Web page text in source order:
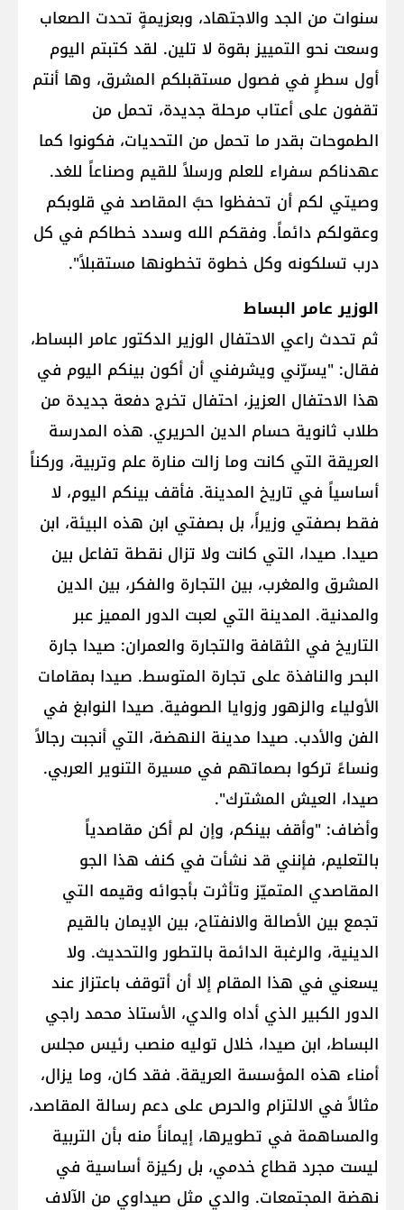
سنوات من الجد والاجتهاد، وبعزيمةٍ تحدت الصعاب
وسعت نحو التمييز بقوة لا تلين. لقد كتبتم اليوم
أول سطرٍ في فصول مستقبلكم المشرق، وها أنتم
تقفون على أعتاب مرحلة جديدة، تحمل من
الطموحات بقدر ما تحمل من التحديات، فكونوا كما
عهدناكم سفراء للعلم ورسلاً للقيم وصناعاً للغد.
وصيتي لكم أن تحفظوا حبَّ المقاصد في قلوبكم
وعقولكم دائماً. وفقكم الله وسدد خطاكم في كل
درب تسلكونه وكل خطوة تخطونها مستقبلاً".
الوزير عامر البساط
ثم تحدث راعي الاحتفال الوزير الدكتور عامر البساط،
فقال: "يسرّني ويشرفني أن أكون بينكم اليوم في
هذا الاحتفال العزيز، احتفال تخرج دفعة جديدة من
طلاب ثانوية حسام الدين الحريري. هذه المدرسة
العريقة التي كانت وما زالت منارة علم وتربية، وركناً
أساسياً في تاريخ المدينة. فأقف بينكم اليوم، لا
فقط بصفتي وزيراً، بل بصفتي ابن هذه البيئة، ابن
صيدا. صيدا، التي كانت ولا تزال نقطة تفاعل بين
المشرق والمغرب، بين التجارة والفكر، بين الدين
والمدنية. المدينة التي لعبت الدور المميز عبر
التاريخ في الثقافة والتجارة والعمران: صيدا جارة
البحر والنافذة على تجارة المتوسط. صيدا بمقامات
الأولياء والزهور وزوايا الصوفية. صيدا النوابغ في
الفن والأدب. صيدا مدينة النهضة، التي أنجبت رجالاً
ونساءً تركوا بصماتهم في مسيرة التنوير العربي.
صيدا، العيش المشترك".
وأضاف: "وأقف بينكم، وإن لم أكن مقاصدياً
بالتعليم، فإنني قد نشأت في كنف هذا الجو
المقاصدي المتميّز وتأثرت بأجوائه وقيمه التي
تجمع بين الأصالة والانفتاح، بين الإيمان بالقيم
الدينية، والرغبة الدائمة بالتطور والتحديث. ولا
يسعني في هذا المقام إلا أن أتوقف باعتزاز عند
الدور الكبير الذي أداه والدي، الأستاذ محمد راجي
البساط، ابن صيدا، خلال توليه منصب رئيس مجلس
أمناء هذه المؤسسة العريقة. فقد كان، وما يزال،
مثالاً في الالتزام والحرص على دعم رسالة المقاصد،
والمساهمة في تطويرها، إيماناً منه بأن التربية
ليست مجرد قطاع خدمي، بل ركيزة أساسية في
نهضة المجتمعات. والدي مثل صيداوي من الآلاف